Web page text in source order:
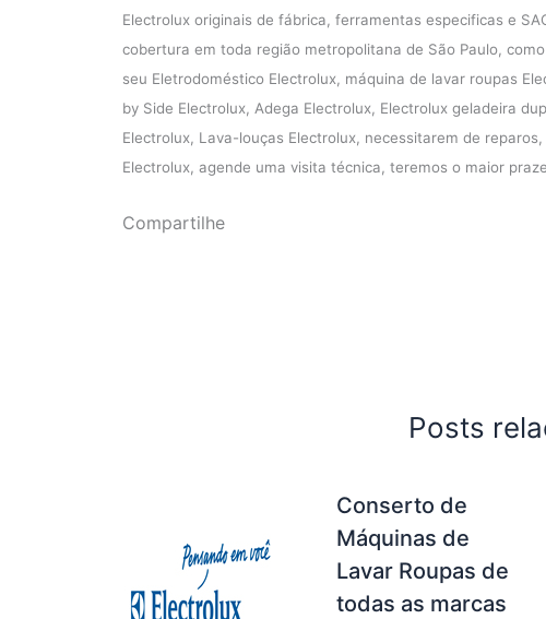
Electrolux originais de fábrica, ferramentas especificas e
cobertura em toda região metropolitana de São Paulo,
seu Eletrodoméstico Electrolux, máquina de lavar roupas
by Side Electrolux, Adega Electrolux, Electrolux geladeira
Electrolux, Lava-louças Electrolux, necessitarem de
Electrolux, agende uma visita técnica, teremos o maior
Compartilhe
Posts
Conserto de
Máquinas de
Lavar Roupas de
todas as marcas